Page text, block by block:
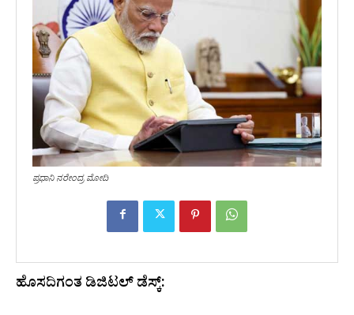
ಪ್ರಧಾನಿ ನರೇಂದ್ರ ಮೋದಿ
ಹೊಸದಿಗಂತ ಡಿಜಿಟಲ್ ಡೆಸ್ಕ್: